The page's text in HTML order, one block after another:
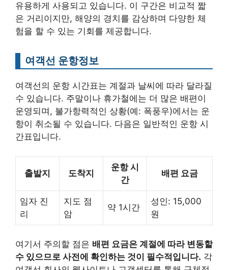
유용하게 사용되고 있습니다. 이 구간은 비교적 짧
은 거리이지만, 해양의 경치를 감상하며 다양한 체
험을 할 수 있는 기회를 제공합니다.
여객선 운항정보
여객선의 운항 시간표는 계절과 날씨에 따라 달라질
수 있습니다. 주말이나 휴가철에는 더 많은 배편이
운영되며, 불가항력적인 상황(예: 폭풍우)에서는 운
항이 취소될 수 있습니다. 다음은 일반적인 운항 시
간표입니다.
출발지 도착지
운항 시
간
배편 요금
임자 진
리
지도 점
암
약 1시간
성인: 15,000
원
여기서 주의할 점은 배편 요금은 계절에 따라 변동할
수 있으므로 사전에 확인하는 것이 필수적입니다. 각